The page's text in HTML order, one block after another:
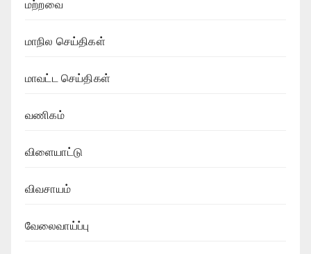
மற்றவை
மாநில செய்திகள்
மாவட்ட செய்திகள்
வணிகம்
விளையாட்டு
விவசாயம்
வேலைவாய்ப்பு